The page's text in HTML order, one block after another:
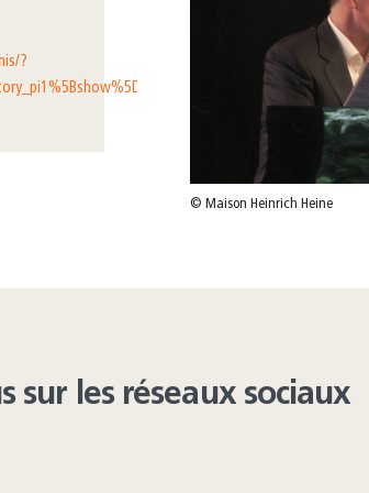
© Maison Heinrich Heine
?
sur les réseaux sociaux